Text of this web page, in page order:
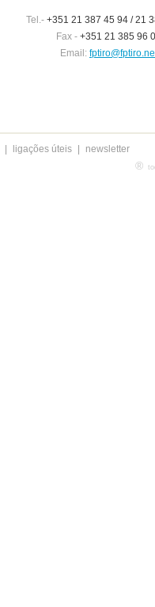
Tel.-+351 21 387 45 94 / 21
Fax - +351 21 385 96
Email:
ligações úteis newsletter
®